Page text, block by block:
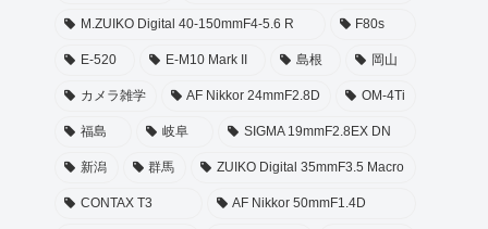
M.ZUIKO Digital 40-150mmF4-5.6 R F80s
E-520 E-M10 Mark II 島根 岡山
カメラ雑学 AF Nikkor 24mmF2.8D OM-4Ti
福島 岐阜 SIGMA 19mmF2.8EX DN
新潟 群馬 ZUIKO Digital 35mmF3.5 Macro
CONTAX T3 AF Nikkor 50mmF1.4D